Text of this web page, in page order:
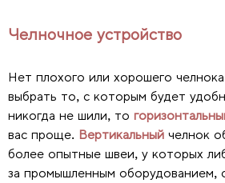
Челночное устройство
Нет плохого или хорошего
выбрать то, с которым будет
никогда не шили, то
вас проще. Вертикальный челнок
более опытные швеи, у которых
за промышленным оборудованием,